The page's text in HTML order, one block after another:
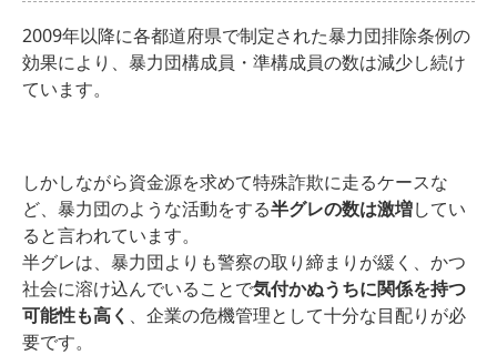
2009年以降に各都道府県で制定された暴力団排除条例の
効果により、暴力団構成員・準構成員の数は減少し続け
ています。
しかしながら資金源を求めて特殊詐欺に走るケースな
ど、暴力団のような活動をする半グレの数は激増してい
ると言われています。
半グレは、暴力団よりも警察の取り締まりが緩く、かつ
社会に溶け込んでいることで気付かぬうちに関係を持つ
可能性も高く 、企業の危機管理として十分な目配りが必
要です。